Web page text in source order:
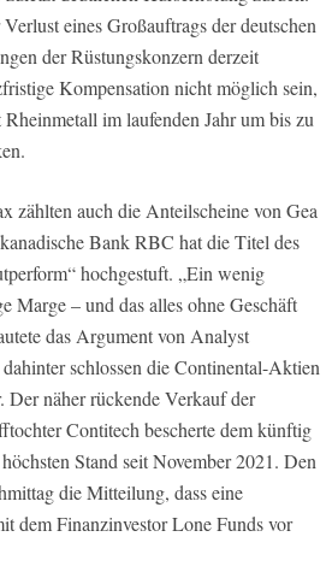
eines Großauftrags der deutschen
der Rüstungskonzern derzeit
Kompensation nicht möglich sein,
im laufenden Jahr um bis zu
zählten auch die Anteilscheine von Gea
Bank RBC hat die Titel des
hochgestuft. „Ein wenig
Marge – und das alles ohne Geschäft
das Argument von Analyst
schlossen die Continental-Aktien
Der näher rückende Verkauf der
Contitech bescherte dem künftig
Stand seit November 2021. Den
die Mitteilung, dass eine
dem Finanzinvestor Lone Funds vor